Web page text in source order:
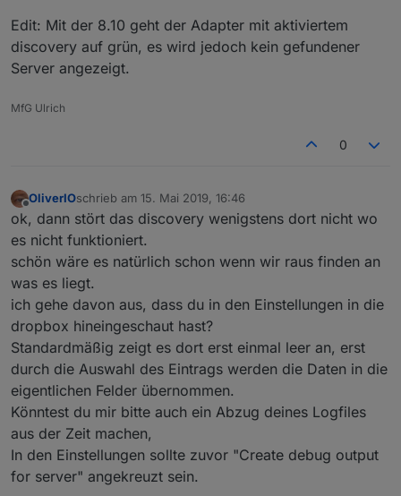
Edit: Mit der 8.10 geht der Adapter mit aktiviertem
discovery auf grün, es wird jedoch kein gefundener
Server angezeigt.
MfG Ulrich
0
Offline
OliverIOschrieb am 15. Mai 2019, 16:46
zuletzt editiert von
ok, dann stört das discovery wenigstens dort nicht wo
es nicht funktioniert.
schön wäre es natürlich schon wenn wir raus finden an
was es liegt.
ich gehe davon aus, dass du in den Einstellungen in die
dropbox hineingeschaut hast?
Standardmäßig zeigt es dort erst einmal leer an, erst
durch die Auswahl des Eintrags werden die Daten in die
eigentlichen Felder übernommen.
Könntest du mir bitte auch ein Abzug deines Logfiles
aus der Zeit machen,
In den Einstellungen sollte zuvor "Create debug output
for server" angekreuzt sein.